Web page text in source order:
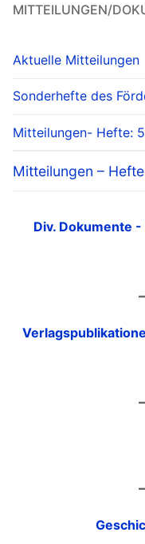
MITTEILUNGEN/
Aktuelle Mitteilungen
Sonderhefte des
Mitteilungen- Hefte:
Mitteilungen –
Div. Dokumente